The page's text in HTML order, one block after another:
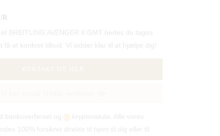
BREITLING AVENGER II GMT bedes du tages
få et konkret tilbud. Vi sidder klar til at hjælpe dig!
bankoverførsel og
kryptovaluta. Alle vores
100% forsikret direkte til hjem til dig eller til